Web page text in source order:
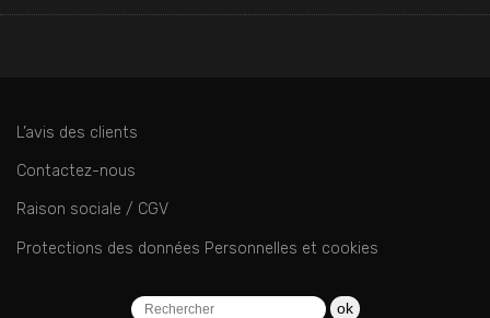
L’avis des clients
Contactez-nous
Raison sociale / CGV
Protections des données Personnelles et cookies
ok